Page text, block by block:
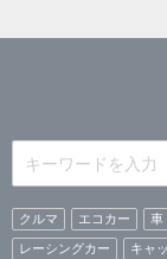
クルマ エコカー 車
レーシングカー
キャ